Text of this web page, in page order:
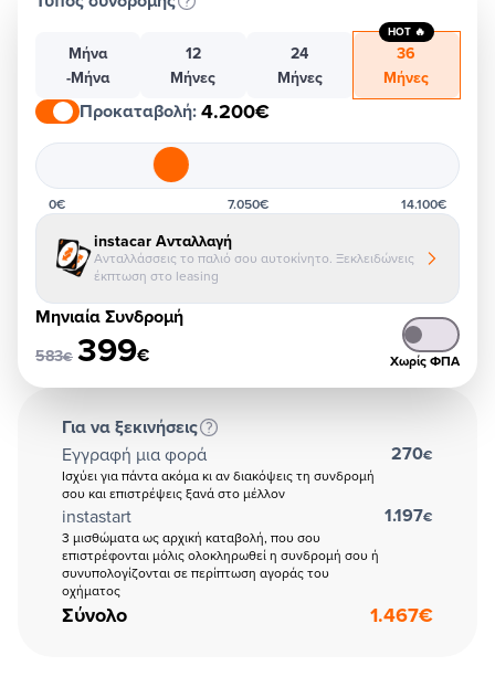
Μήνα
-Μήνα
12
Μήνες
24
Μήνες
36
Μήνες
HOT 🔥
Προκαταβολή:4.200€
0€ 7.050€ 14.100€
instacar Ανταλλαγή
Ανταλλάσσεις το παλιό σου αυτοκίνητο. Ξεκλειδώνεις
έκπτωση στο leasing
Μηνιαία Συνδρομή
583€ 399€ Χωρίς ΦΠΑ
Για να ξεκινήσεις
Εγγραφή μια φορά
Ισχύει για πάντα ακόμα κι αν διακόψεις τη συνδρομή
σου και επιστρέψεις ξανά στο μέλλον
270€
instastart
3 μισθώματα ως αρχική καταβολή, που σου
επιστρέφονται μόλις ολοκληρωθεί η συνδρομή σου ή
συνυπολογίζονται σε περίπτωση αγοράς του
οχήματος
1.197€
Σύνολο 1.467€